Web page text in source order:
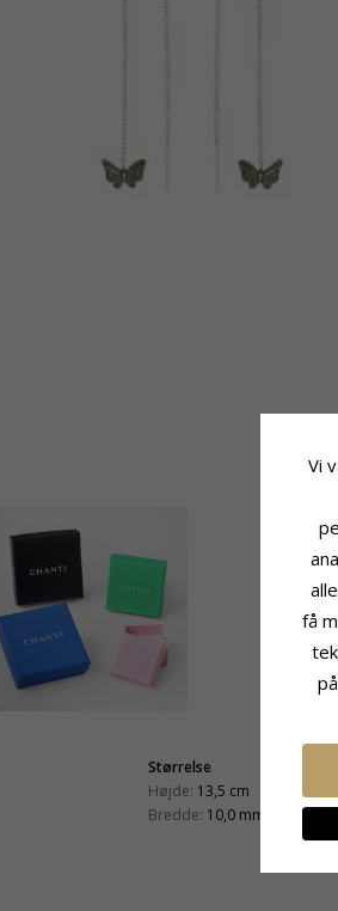
Størrelse
Højde: 13,5 cm
Bredde: 10,0 mm
Vi
få